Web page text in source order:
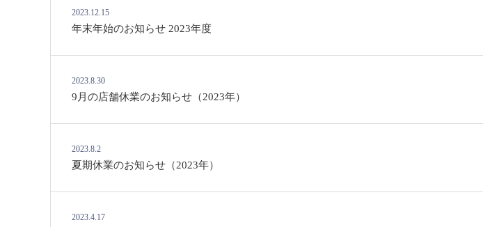
2023.12.15
年末年始のお知らせ 2023年度
2023.8.30
9月の店舗休業のお知らせ（2023年）
2023.8.2
夏期休業のお知らせ（2023年）
2023.4.17